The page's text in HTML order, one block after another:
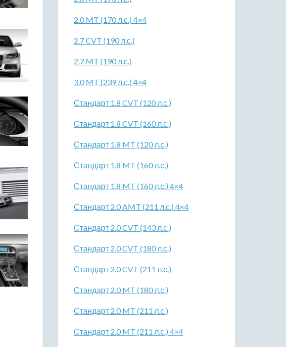
2.0 MT (170 л.с.) 4×4
2.7 CVT (190 л.с.)
2.7 MT (190 л.с.)
3.0 MT (239 л.с.) 4×4
Стандарт 1.8 CVT (120 л.с.)
Стандарт 1.8 CVT (160 л.с.)
Стандарт 1.8 MT (120 л.с.)
Стандарт 1.8 MT (160 л.с.)
Стандарт 1.8 MT (160 л.с.) 4×4
Стандарт 2.0 AMT (211 л.с.) 4×4
Стандарт 2.0 CVT (143 л.с.)
Стандарт 2.0 CVT (180 л.с.)
Стандарт 2.0 CVT (211 л.с.)
Стандарт 2.0 MT (180 л.с.)
Стандарт 2.0 MT (211 л.с.)
Стандарт 2.0 MT (211 л.с.) 4×4